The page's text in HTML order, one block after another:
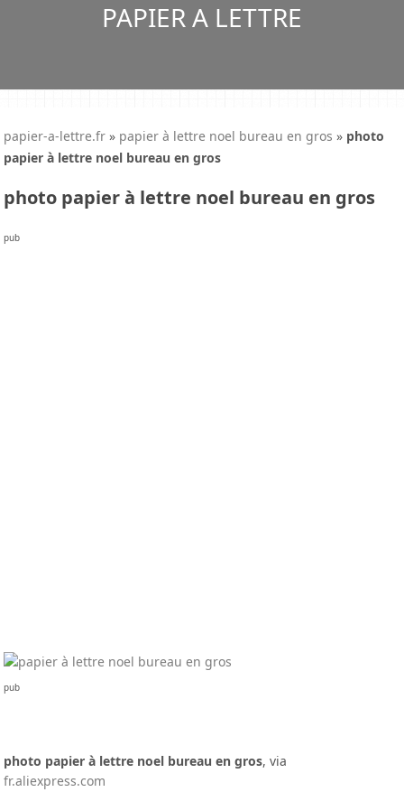
PAPIER A LETTRE
papier-a-lettre.fr » papier à lettre noel bureau en gros » photo
papier à lettre noel bureau en gros
photo papier à lettre noel bureau en gros
pub
pub
photo papier à lettre noel bureau en gros, via
fr.aliexpress.com